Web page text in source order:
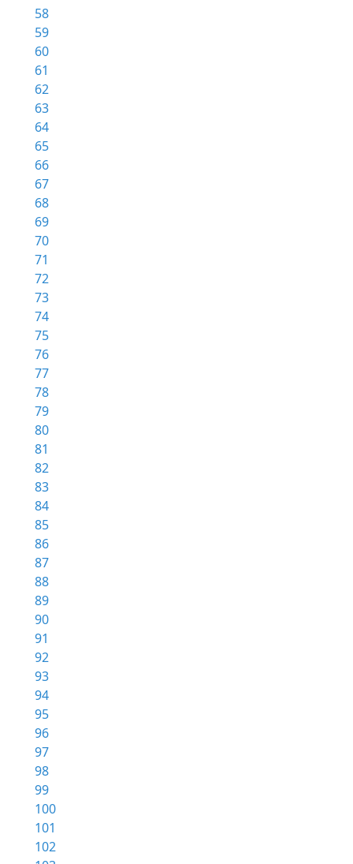
58
59
60
61
62
63
64
65
66
67
68
69
70
71
72
73
74
75
76
77
78
79
80
81
82
83
84
85
86
87
88
89
90
91
92
93
94
95
96
97
98
99
100
101
102